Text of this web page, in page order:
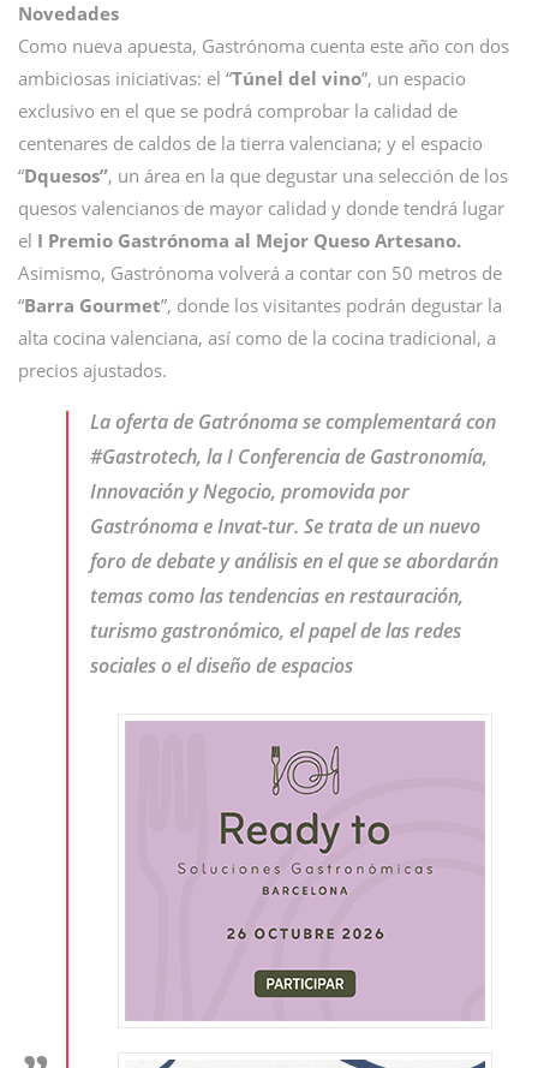
Novedades
Como nueva apuesta, Gastrónoma cuenta este año con dos
ambiciosas iniciativas: el “Túnel del vino”, un espacio
exclusivo en el que se podrá comprobar la calidad de
centenares de caldos de la tierra valenciana; y el espacio
“Dquesos”, un área en la que degustar una selección de los
quesos valencianos de mayor calidad y donde tendrá lugar
el I Premio Gastrónoma al Mejor Queso Artesano.
Asimismo, Gastrónoma volverá a contar con 50 metros de
“Barra Gourmet”, donde los visitantes podrán degustar la
alta cocina valenciana, así como de la cocina tradicional, a
precios ajustados.
La oferta de Gatrónoma se complementará con
#Gastrotech, la I Conferencia de Gastronomía,
Innovación y Negocio, promovida por
Gastrónoma e Invat-tur. Se trata de un nuevo
foro de debate y análisis en el que se abordarán
temas como las tendencias en restauración,
turismo gastronómico, el papel de las redes
sociales o el diseño de espacios